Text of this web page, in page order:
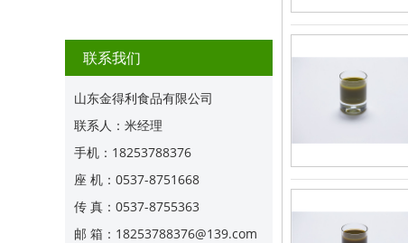
联系我们
山东金得利食品有限公司
联系人：米经理
手机：18253788376
座 机：0537-8751668
传 真：0537-8755363
邮 箱：18253788376@139.com